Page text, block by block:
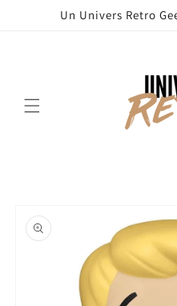
passerUn Univers Retro
informations
produits